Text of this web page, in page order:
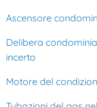
Ascensore
Delibera
incerto
Motore del